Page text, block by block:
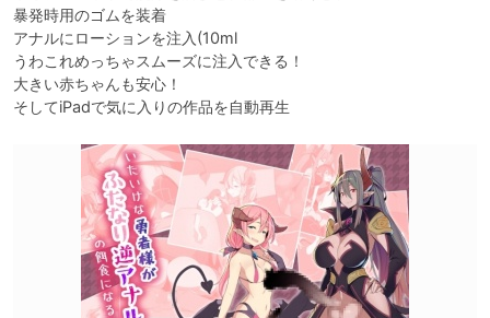
暴発時用のゴムを装着
アナルにローションを注入(10ml
うわこれめっちゃスムーズに注入できる！
大きい赤ちゃんも安心！
そしてiPadで気に入りの作品を自動再生